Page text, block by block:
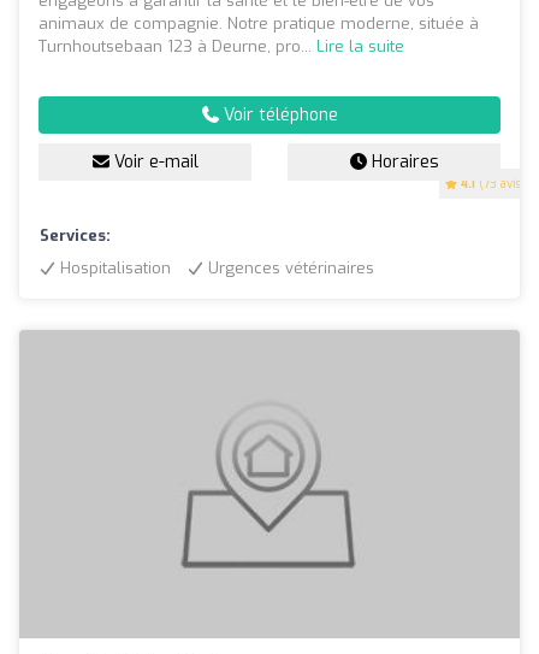
4.1 (73 avis)
animaux de compagnie. Notre pratique moderne, située à
Turnhoutsebaan 123 à Deurne, pro... Lire la suite
Voir téléphone
Voir e-mail Horaires
Services:
Hospitalisation
Urgences vétérinaires